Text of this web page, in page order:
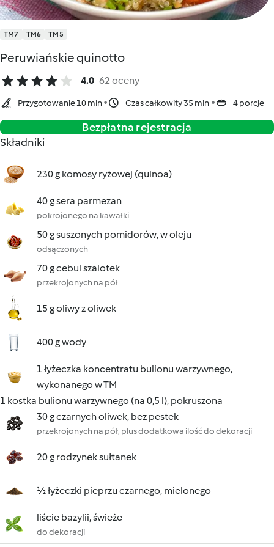
TM7 TM6 TM5
Peruwiańskie quinotto
4.0 62 oceny
Przygotowanie 10 min Czas całkowity 35 min 4 porcje
Bezpłatna rejestracja
Składniki
230 g komosy ryżowej (quinoa)
40 g sera parmezan
pokrojonego na kawałki
50 g suszonych pomidorów, w oleju
odsączonych
70 g cebul szalotek
przekrojonych na pół
15 g oliwy z oliwek
400 g wody
1 łyżeczka koncentratu bulionu warzywnego,
wykonanego w TM
1 kostka bulionu warzywnego (na 0,5 l), pokruszona
30 g czarnych oliwek, bez pestek
przekrojonych na pół, plus dodatkowa ilość do dekoracji
20 g rodzynek sułtanek
½ łyżeczki pieprzu czarnego, mielonego
liście bazylii, świeże
do dekoracji